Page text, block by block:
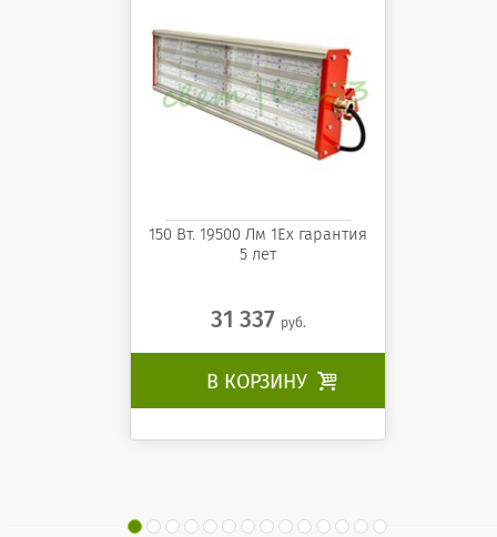
150 Вт. 19500 Лм 1Ех гарантия
5 лет
31 337 руб.
В КОРЗИНУ 